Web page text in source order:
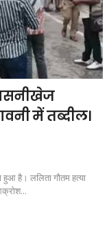
में तब्दील।
है। ललिता गौतम हत्या